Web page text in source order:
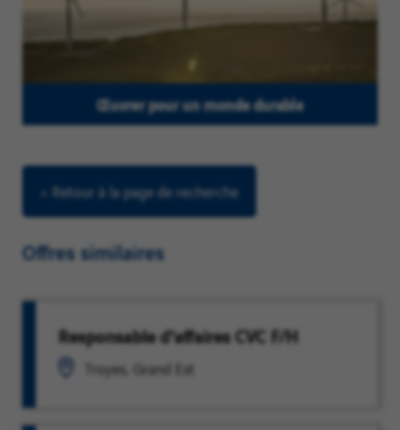
Œuvrer pour un monde durable
< Retour à la page de recherche
Offres similaires
Responsable d'affaires CVC F/H
Troyes, Grand Est